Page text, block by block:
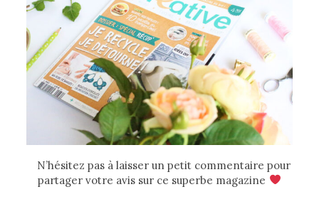
N’hésitez pas à laisser un petit commentaire pour
partager votre avis sur ce superbe magazine